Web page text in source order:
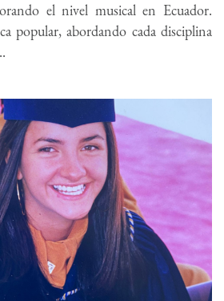
el nivel musical en Ecuador.
popular, abordando cada disciplina